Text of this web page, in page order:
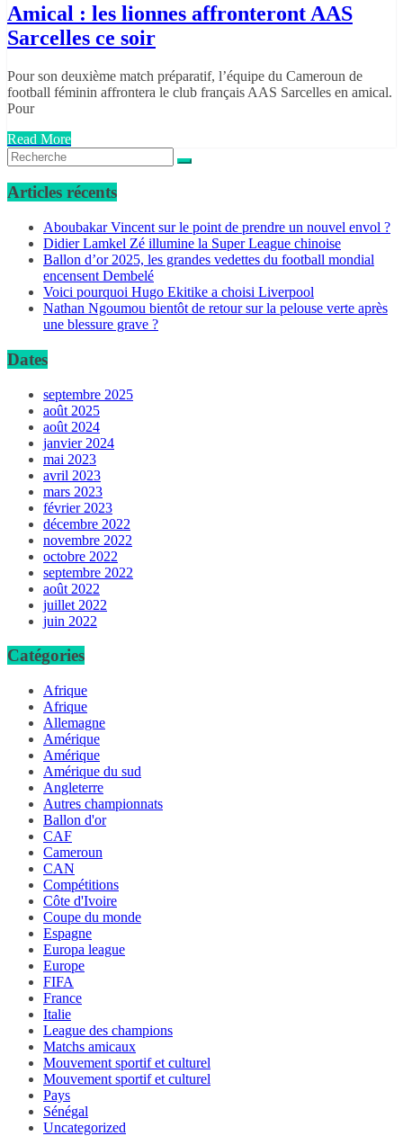
Amical : les lionnes affronteront AAS
Sarcelles ce soir
Pour son deuxième match préparatif, l’équipe du Cameroun de
football féminin affrontera le club français AAS Sarcelles en amical.
Pour
Read More
Articles récents
Aboubakar Vincent sur le point de prendre un nouvel envol ?
Didier Lamkel Zé illumine la Super League chinoise
Ballon d’or 2025, les grandes vedettes du football mondial
encensent Dembelé
Voici pourquoi Hugo Ekitike a choisi Liverpool
Nathan Ngoumou bientôt de retour sur la pelouse verte après
une blessure grave ?
Dates
septembre 2025
août 2025
août 2024
janvier 2024
mai 2023
avril 2023
mars 2023
février 2023
décembre 2022
novembre 2022
octobre 2022
septembre 2022
août 2022
juillet 2022
juin 2022
Catégories
Afrique
Afrique
Allemagne
Amérique
Amérique
Amérique du sud
Angleterre
Autres championnats
Ballon d'or
CAF
Cameroun
CAN
Compétitions
Côte d'Ivoire
Coupe du monde
Espagne
Europa league
Europe
FIFA
France
Italie
League des champions
Matchs amicaux
Mouvement sportif et culturel
Mouvement sportif et culturel
Pays
Sénégal
Uncategorized